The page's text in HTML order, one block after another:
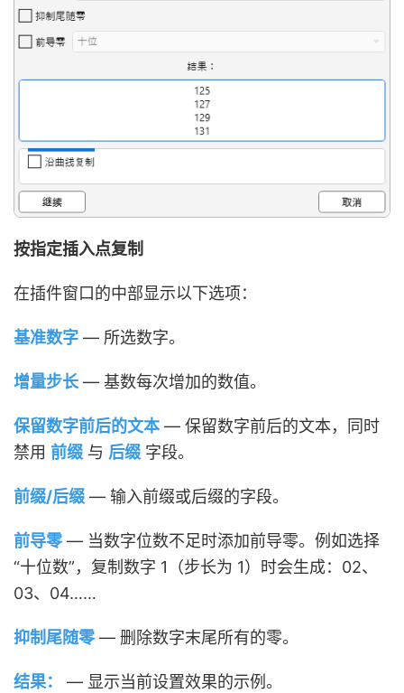
按指定插入点复制
在插件窗口的中部显示以下选项：
基准数字 — 所选数字。
增量步长 — 基数每次增加的数值。
保留数字前后的文本 — 保留数字前后的文本，同时
禁用 前缀 与 后缀 字段。
前缀/后缀 — 输入前缀或后缀的字段。
前导零— 当数字位数不足时添加前导零。例如选择
“十位数”，复制数字 1（步长为 1）时会生成：02、
03、04……
抑制尾随零— 删除数字末尾所有的零。
结果： — 显示当前设置效果的示例。